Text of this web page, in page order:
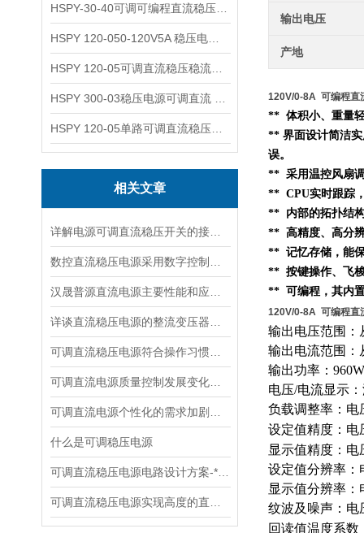
相关文章
什么是可调稳压电源
输出电压
产地
120V/0-8A 可编程直
** 体积小、重量
** 界面设计简洁
误。
** 采用温控风扇
** CPU实时跟踪
** 内部的拓扑结
** 高精度、高分
** 记忆存储，能
** 按键操作、飞
** 可编程，其内
120V/0-8A 可编程直
输出电压范围：
输出电流范围：
输出功率：960W
电压/电流显示
负载调整率：电
设定值精度：电
显示值精度：电
设定值分辨率：
显示值分辨率：
纹波及噪声：电
回读值温度系数